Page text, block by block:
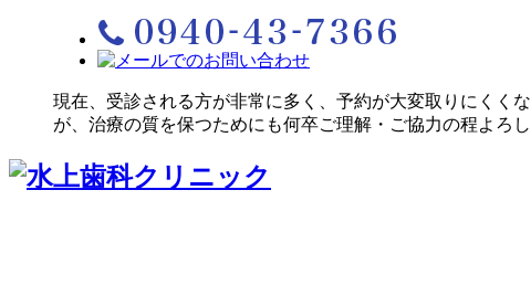
現在、受診される方が非常に多く、予約が大変取りにくく
が、治療の質を保つためにも何卒ご理解・ご協力の程よろし